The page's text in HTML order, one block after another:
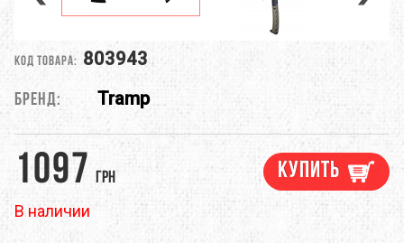
Код товара: 803943
Бренд: Tramp
1097 грн
В наличии
Купить